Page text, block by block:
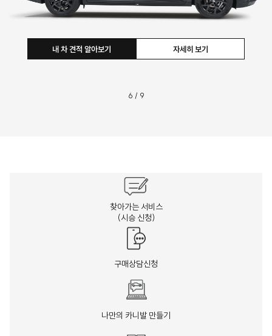
자세히 보기
내 차 견적 알아보기
6 / 9
찾아가는 서비스
(시승 신청)
구매상담신청
나만의 카니발 만들기